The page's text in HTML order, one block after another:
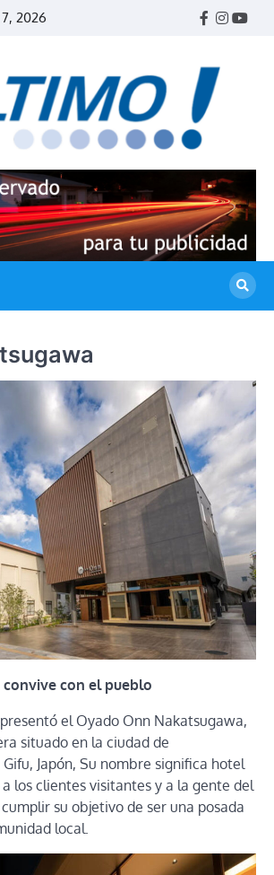
2026
Facebook
convive con el pueblo
el Oyado Onn Nakatsugawa,
situado en la ciudad de
Japón, Su nombre significa hotel
los clientes visitantes y a la gente del
su objetivo de ser una posada
local.